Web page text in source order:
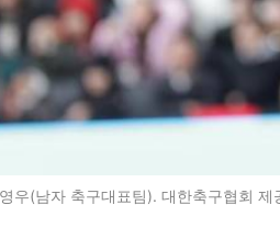
우(남자 축구대표팀). 대한축구협회 제